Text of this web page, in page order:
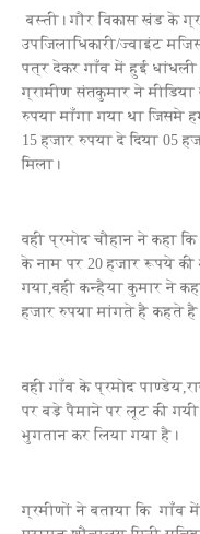
बस्ती। गौर विकास खंड के
उपजिलाधिकारी/ज्वाइंट
पत्र देकर गाँव में हुई धांधली
ग्रामीण संतकुमार ने
रुपया माँगा गया था जिसमे
15 हजार रुपया दे दिया 05
मिला।
वही प्रमोद चौहान ने कहा
के नाम पर 20 हजार रूपये की
गया,वही कन्हैया कुमार ने
हजार रुपया मांगते है कहते
वही गाँव के प्रमोद
पर बड़े पैमाने पर लूट की
भुगतान कर लिया गया है।
ग्रमीणों ने बताया कि गाँव